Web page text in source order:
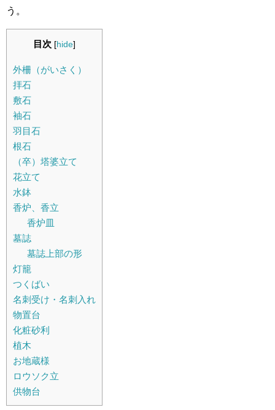
う。
目次 [hide]
外柵（がいさく）
拝石
敷石
袖石
羽目石
根石
（卒）塔婆立て
花立て
水鉢
香炉、香立
香炉皿
墓誌
墓誌上部の形
灯籠
つくばい
名刺受け・名刺入れ
物置台
化粧砂利
植木
お地蔵様
ロウソク立
供物台